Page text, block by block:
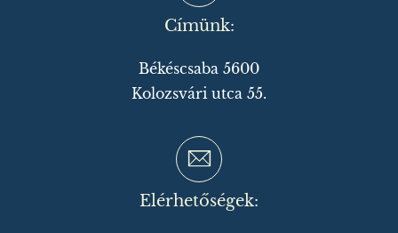
Címünk:
Békéscsaba 5600
Kolozsvári utca 55.
Elérhetőségek: